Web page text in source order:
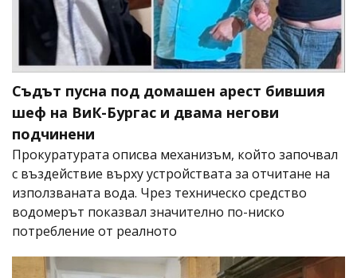
Съдът пусна под домашен арест бившия
шеф на ВиК-Бургас и двама негови
подчинени
Прокуратурата описва механизъм, който започвал
с въздействие върху устройствата за отчитане на
използваната вода. Чрез техническо средство
водомерът показвал значително по-ниско
потребление от реалното